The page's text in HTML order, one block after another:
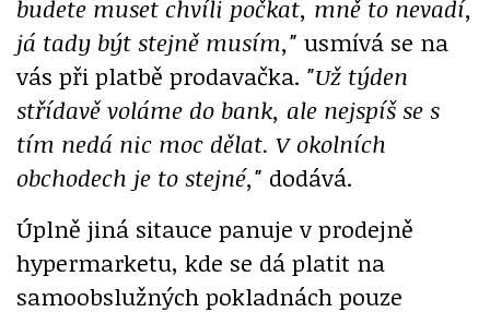
budete muset chvíli počkat, mně to nevadí,
já tady být stejně musím," usmívá se na
vás při platbě prodavačka. "Už týden
střídavě voláme do bank, ale nejspíš se s
tím nedá nic moc dělat. V okolních
obchodech je to stejné," dodává.
Úplně jiná sitauce panuje v prodejně
hypermarketu, kde se dá platit na
samoobslužných pokladnách pouze